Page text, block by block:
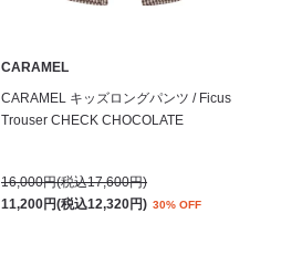
CARAMEL
CARAMEL キッズロングパンツ / Ficus
Trouser CHECK CHOCOLATE
16,000円(税込17,600円)
11,200円(税込12,320円) 30% OFF